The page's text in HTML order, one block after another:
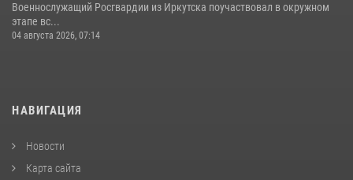
Военнослужащий Росгвардии из Иркутска поучаствовал в окружном
этапе вс...
04 августа 2026, 07:14
НАВИГАЦИЯ
Новости
Карта сайта